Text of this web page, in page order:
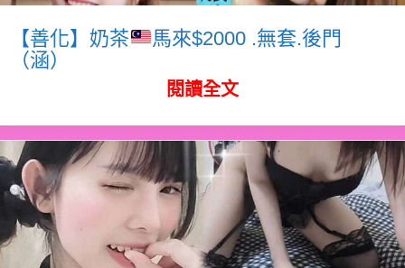
【善化】奶茶
馬來$2000 .無套.後門
（涵）
閱讀全文